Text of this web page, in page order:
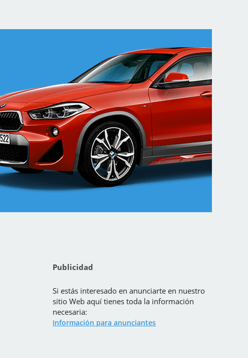
Publicidad
Si estás interesado en anunciarte en nuestro
sitio Web aquí tienes toda la información
necesaria:
Información para anunciantes